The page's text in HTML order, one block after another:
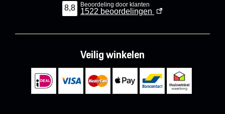
8,8 Beoordeling door klanten
1522 beoordelingen
Veilig winkelen